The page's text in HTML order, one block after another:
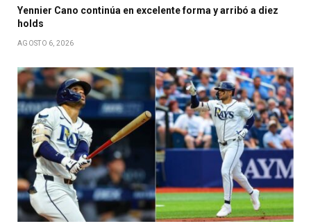
Yennier Cano continúa en excelente forma y arribó a diez
holds
AGOSTO 6, 2026